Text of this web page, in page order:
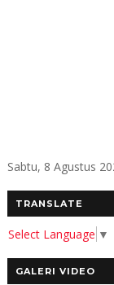
Sabtu, 8 Agustus
TRANSLATE
Select Language ▼
GALERI VIDEO